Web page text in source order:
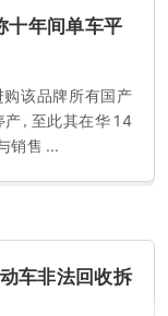
十年间单车平
购该品牌所有国产
，至此其在华 14
销售 ...
车非法回收拆